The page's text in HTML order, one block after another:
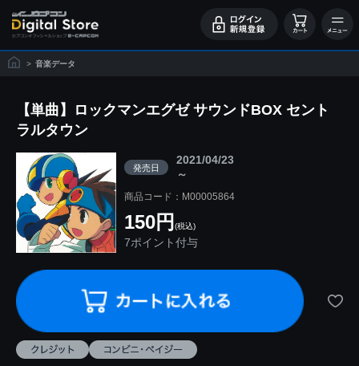
> 音楽データ
【単曲】ロックマンエグゼ サウンドBOX セント
ラルタウン
発売日
2021/04/23
～
商品コード：M00005864
150円 (税込)
7ポイント付与